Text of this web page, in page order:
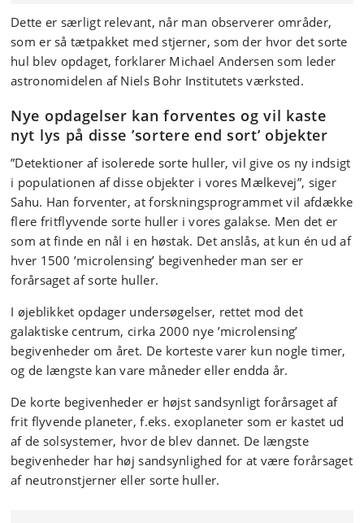
Dette er særligt relevant, når man observerer områder,
som er så tætpakket med stjerner, som der hvor det sorte
hul blev opdaget, forklarer Michael Andersen som leder
astronomidelen af Niels Bohr Institutets værksted.
Nye opdagelser kan forventes og vil kaste
nyt lys på disse ’sortere end sort’ objekter
”Detektioner af isolerede sorte huller, vil give os ny indsigt
i populationen af disse objekter i vores Mælkevej”, siger
Sahu. Han forventer, at forskningsprogrammet vil afdække
flere fritflyvende sorte huller i vores galakse. Men det er
som at finde en nål i en høstak. Det anslås, at kun én ud af
hver 1500 ’microlensing’ begivenheder man ser er
forårsaget af sorte huller.
I øjeblikket opdager undersøgelser, rettet mod det
galaktiske centrum, cirka 2000 nye ’microlensing’
begivenheder om året. De korteste varer kun nogle timer,
og de længste kan vare måneder eller endda år.
De korte begivenheder er højst sandsynligt forårsaget af
frit flyvende planeter, f.eks. exoplaneter som er kastet ud
af de solsystemer, hvor de blev dannet. De længste
begivenheder har høj sandsynlighed for at være forårsaget
af neutronstjerner eller sorte huller.